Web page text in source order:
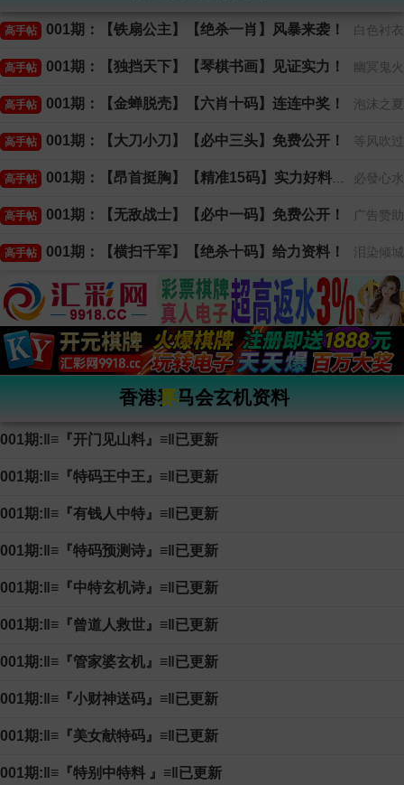
白色衬衣
高手帖 001期：【铁扇公主】【绝杀一肖】风暴来袭！
幽冥鬼火
高手帖 001期：【独挡天下】【琴棋书画】见证实力！
泡沫之夏
高手帖 001期：【金蝉脱壳】【六肖十码】连连中奖！
等风吹过
高手帖 001期：【大刀小刀】【必中三头】免费公开！
必發心水
高手帖 001期：【昂首挺胸】【精准15码】实力好料！
广告赞助
高手帖 001期：【无敌战士】【必中一码】免费公开！
泪染倾城
高手帖 001期：【横扫千军】【绝杀十码】给力资料！
香港赛马会玄机资料
001期:‖≡『开门见山料』≡‖已更新
001期:‖≡『特码王中王』≡‖已更新
001期:‖≡『有钱人中特』≡‖已更新
001期:‖≡『特码预测诗』≡‖已更新
001期:‖≡『中特玄机诗』≡‖已更新
001期:‖≡『曾道人救世』≡‖已更新
001期:‖≡『管家婆玄机』≡‖已更新
001期:‖≡『小财神送码』≡‖已更新
001期:‖≡『美女献特码』≡‖已更新
001期:‖≡『特别中特料 』≡‖已更新